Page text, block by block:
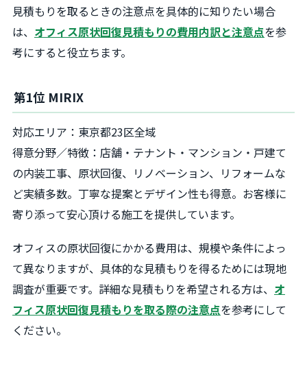
見積もりを取るときの注意点を具体的に知りたい場合
は、 オフィス原状回復見積もりの費用内訳と注意点を参
考にすると役立ちます。
第1位 MIRIX
対応エリア：東京都23区全域
得意分野／特徴：店舗・テナント・マンション・戸建て
の内装工事、原状回復、リノベーション、リフォームな
ど実績多数。丁寧な提案とデザイン性も得意。お客様に
寄り添って安心頂ける施工を提供しています。
オフィスの原状回復にかかる費用は、規模や条件によっ
て異なりますが、具体的な見積もりを得るためには現地
調査が重要です。詳細な見積もりを希望される方は、 オ
フィス原状回復見積もりを取る際の注意点を参考にして
ください。